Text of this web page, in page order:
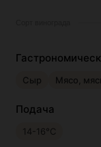
Сыр Мясо,
Подача
14-16°С